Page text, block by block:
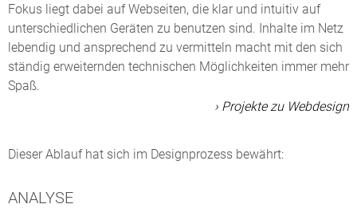
Fokus liegt dabei auf Webseiten, die klar und intuitiv auf
unterschiedlichen Geräten zu benutzen sind. Inhalte im Netz
lebendig und ansprechend zu vermitteln macht mit den sich
ständig erweiternden technischen Möglichkeiten immer mehr
Spaß.
› Projekte zu Webdesign
Dieser Ablauf hat sich im Designprozess bewährt:
ANALYSE